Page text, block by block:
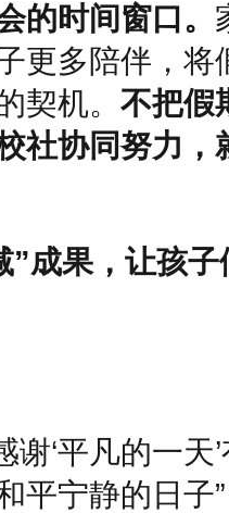
的时间窗口。
更多陪伴，将
契机。 不把假
社协同努力，
”成果，让孩
谢‘平凡的一天
平宁静的日